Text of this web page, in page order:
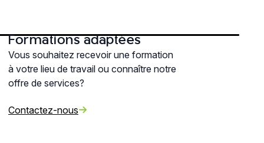
Formations adaptées
Vous souhaitez recevoir une formation
à votre lieu de travail ou connaître notre
offre de services?
Contactez-nous